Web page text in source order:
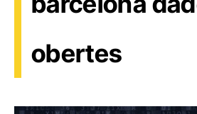
obertes